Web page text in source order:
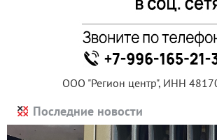
ООО "Регион центр", ИНН
Последние новости